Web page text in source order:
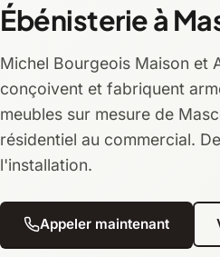
Ébénisterie à
Michel Bourgeois Maison et
conçoivent et fabriquent
meubles sur mesure de
résidentiel au commercial.
l'installation.
Appeler maintenant